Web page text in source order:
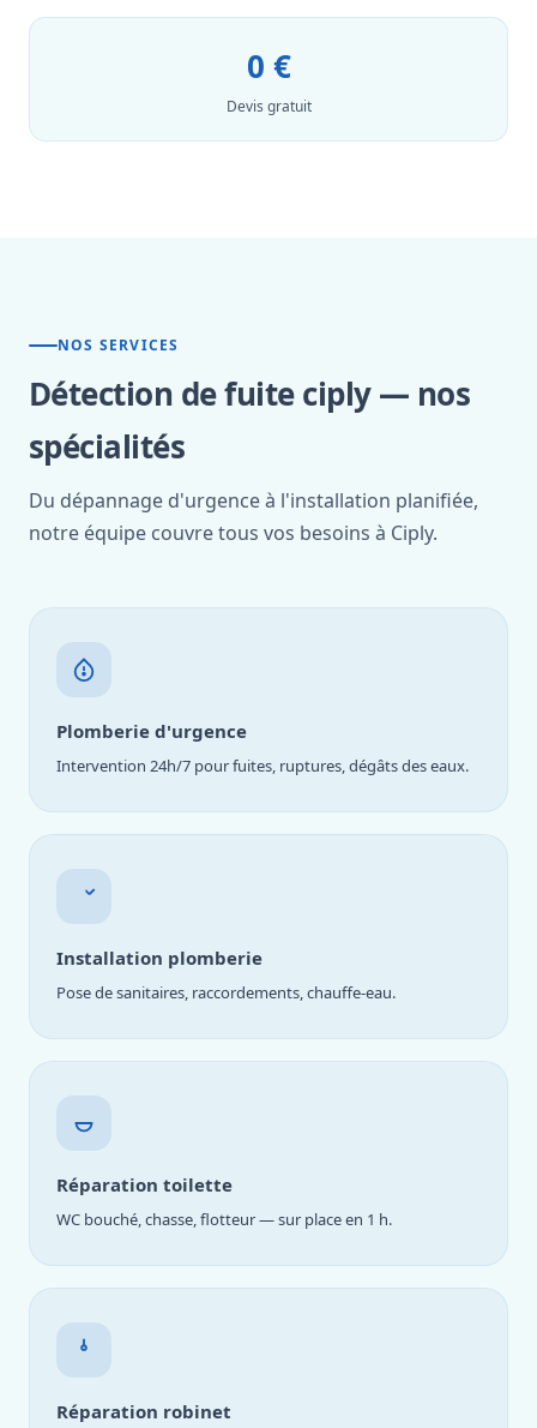
0 €
Devis gratuit
NOS SERVICES
Détection de fuite ciply — nos
spécialités
Du dépannage d'urgence à l'installation planifiée,
notre équipe couvre tous vos besoins à Ciply.
Plomberie d'urgence
Intervention 24h/7 pour fuites, ruptures, dégâts des eaux.
Installation plomberie
Pose de sanitaires, raccordements, chauffe-eau.
Réparation toilette
WC bouché, chasse, flotteur — sur place en 1 h.
Réparation robinet